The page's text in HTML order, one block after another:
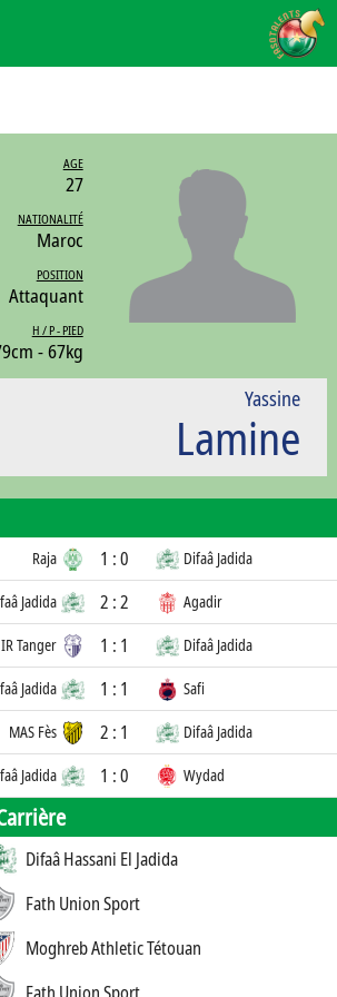
AGE
27
NATIONALITÉ
Maroc
POSITION
Attaquant
H / P - PIED
- 67kg
Yassine
Lamine
Raja 1 : 0 Difaâ Jadida
Jadida 2 : 2 Agadir
IR Tanger 1 : 1 Difaâ Jadida
Jadida 1 : 1 Safi
MAS Fès 2 : 1 Difaâ Jadida
Jadida 1 : 0 Wydad
Difaâ Hassani El Jadida
Fath Union Sport
Moghreb Athletic Tétouan